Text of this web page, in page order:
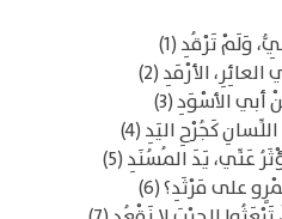
وَلَمْ تَرْقُدِ (1)
الأرْمَدِ (2)
الأسْوَدِ (3)
كَجُرْحِ اليَدِ (4)
عَنِّي، يَدَ المُسُنَدِ (5)
على مَرْثَدِ؟ (6)